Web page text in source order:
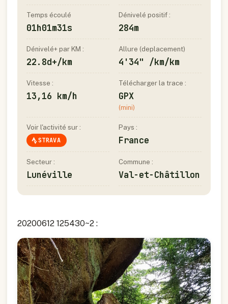
Temps écoulé
01h01m31s
Dénivelé positif :
284m
Dénivelé+ par KM :
22.8d+/km
Allure (deplacement)
4'34" /km/km
Vitesse :
13,16 km/h
Télécharger la trace :
GPX
(mini)
Voir l'activité sur :
STRAVA
Pays :
France
Secteur :
Lunéville
Commune :
Val-et-Châtillon
20200612 125430~2 :